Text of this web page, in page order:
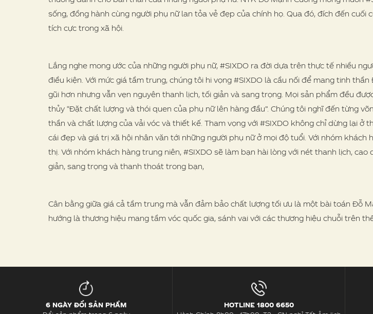
sống, đồng hành cùng người phụ nữ lan tỏa vẻ đẹp của chính họ. Qua đó, đích đến
tích cực trong xã hội.
Lắng nghe mong ước của những người phụ nữ, #SIXDO ra đời dựa trên thực tế nhiều
điều kiện. Với mức giá tầm trung, chúng tôi hi vọng #SIXDO là cầu nối để mang tinh
gũi hơn nhưng vẫn vẹn nguyên thanh lịch, tối giản và sang trọng. Mọi sản phẩm đều
thủy “Đặt chất lượng và thói quen của phụ nữ lên hàng đầu”. Chúng tôi nghĩ đến từng
thần và chất lượng của vải vóc và thiết kế. Tham vọng với #SIXDO không chỉ dừng lại
cái đẹp và giá trị xã hội nhân văn tới những người phụ nữ ở mọi độ tuổi. Với nhóm
thị. Với nhóm khách hàng trung niên, #SIXDO sẽ làm bạn hài lòng với nét thanh lịch,
giản, sang trọng và thanh thoát trong bạn,
Cân bằng giữa giá cả tầm trung mà vẫn đảm bảo chất lượng tối ưu là một bài toán Đỗ
hướng là thương hiệu mang tầm vóc quốc gia, sánh vai với các thương hiệu chuỗi trên
6 NGÀY ĐỔI SẢN PHẨM
HOTLINE 1800 6650